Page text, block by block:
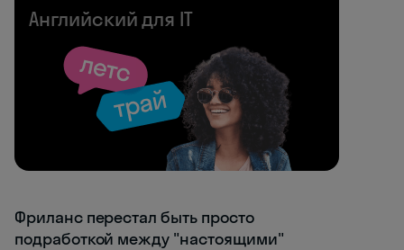
Английский для IT
Фриланс перестал быть просто
подработкой между "настоящими"